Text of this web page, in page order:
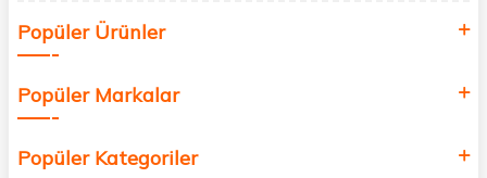
değer katmak için bize katılın!
Popüler Ürünler
Popüler Markalar
Popüler Kategoriler